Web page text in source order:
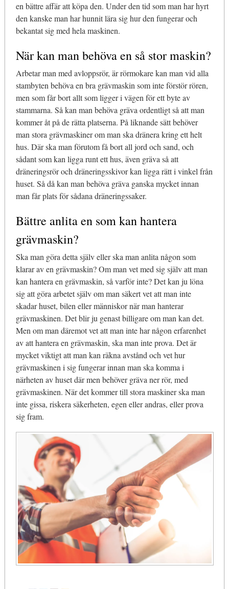
en bättre affär att köpa den. Under den tid som man har hyrt
den kanske man har hunnit lära sig hur den fungerar och
bekantat sig med hela maskinen.
När kan man behöva en så stor maskin?
Arbetar man med avloppsrör, är rörmokare kan man vid alla
stambyten behöva en bra grävmaskin som inte förstör rören,
men som får bort allt som ligger i vägen för ett byte av
stammarna. Så kan man behöva gräva ordentligt så att man
kommer åt på de rätta platserna. På liknande sätt behöver
man stora grävmaskiner om man ska dränera kring ett helt
hus. Där ska man förutom få bort all jord och sand, och
sådant som kan ligga runt ett hus, även gräva så att
dräneringsrör och dräneringsskivor kan ligga rätt i vinkel från
huset. Så då kan man behöva gräva ganska mycket innan
man får plats för sådana dräneringssaker.
Bättre anlita en som kan hantera
grävmaskin?
Ska man göra detta själv eller ska man anlita någon som
klarar av en grävmaskin? Om man vet med sig själv att man
kan hantera en grävmaskin, så varför inte? Det kan ju löna
sig att göra arbetet själv om man säkert vet att man inte
skadar huset, bilen eller människor när man hanterar
grävmaskinen. Det blir ju genast billigare om man kan det.
Men om man däremot vet att man inte har någon erfarenhet
av att hantera en grävmaskin, ska man inte prova. Det är
mycket viktigt att man kan räkna avstånd och vet hur
grävmaskinen i sig fungerar innan man ska komma i
närheten av huset där men behöver gräva ner rör, med
grävmaskinen. När det kommer till stora maskiner ska man
inte gissa, riskera säkerheten, egen eller andras, eller prova
sig fram.